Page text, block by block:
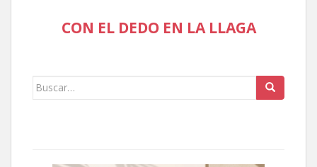
CON EL DEDO EN LA LLAGA
Buscar: